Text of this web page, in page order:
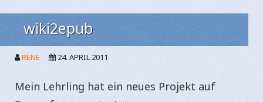
wiki2epub
RENE 24. APRIL 2011
Mein Lehrling hat ein neues Projekt auf